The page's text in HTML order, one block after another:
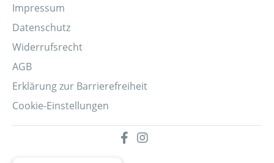
Impressum
Datenschutz
Widerrufsrecht
AGB
Erklärung zur Barrierefreiheit
Cookie-Einstellungen